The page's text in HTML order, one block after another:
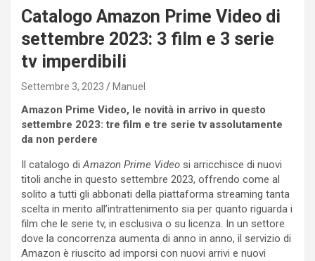
Catalogo Amazon Prime Video di
settembre 2023: 3 film e 3 serie
tv imperdibili
Settembre 3, 2023 Manuel
Amazon Prime Video, le novità in arrivo in questo
settembre 2023: tre film e tre serie tv assolutamente
da non perdere
Il catalogo diAmazon Prime Video si arricchisce di nuovi
titoli anche in questo settembre 2023, offrendo come al
solito a tutti gli abbonati della piattaforma streaming tanta
scelta in merito all’intrattenimento sia per quanto riguarda i
film che le serie tv, in esclusiva o su licenza. In un settore
dove la concorrenza aumenta di anno in anno, il servizio di
Amazon è riuscito ad imporsi con nuovi arrivi e nuovi